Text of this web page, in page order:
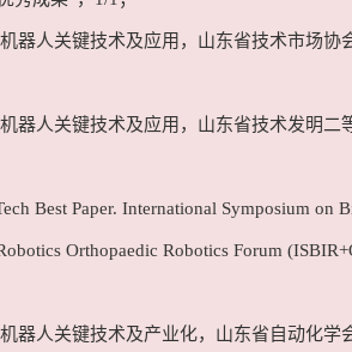
器人关键技术及应用，山东省技术市场协
器人关键技术及应用，山东省技术发明二
Best Paper. International Symposium on
Orthopaedic Robotics Forum
器人关键技术及产业化，山东省自动化学